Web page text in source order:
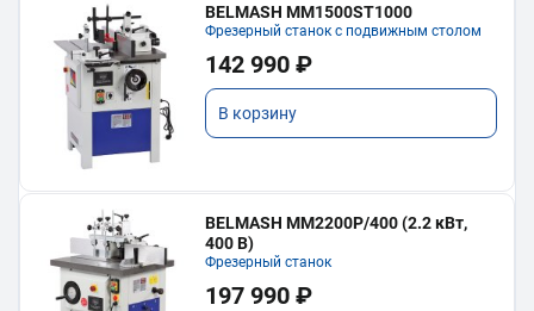
BELMASH MM1500ST1000
Фрезерный станок с подвижным столом
142 990 ₽
В корзину
BELMASH MM2200P/400 (2.2 кВт,
400 В)
Фрезерный станок
197 990 ₽